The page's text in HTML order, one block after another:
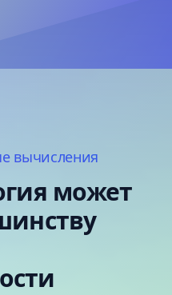
вычисления
может